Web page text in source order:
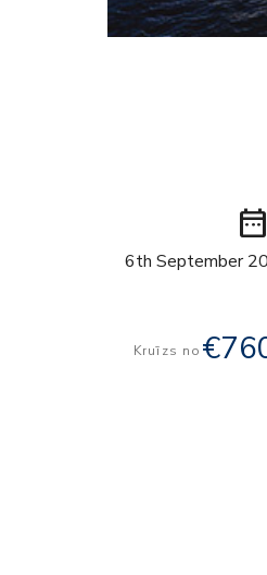
date_range
6th September
Kruīzs no